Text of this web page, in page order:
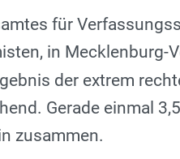
für
in Mecklenburg-
der extrem
Gerade einmal
zusammen.